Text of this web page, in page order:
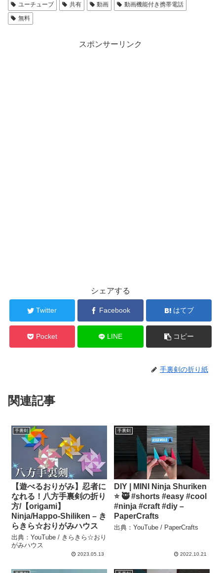
ユーチューブ
共有 動画
動画機能付き携帯電話
無料
スポンサーリンク
シェアする
Twitter Facebook はてブ
Pocket LINE コピー
手裏剣の折り紙
関連記事
手裏剣
【遊べるおりがみ】忍者に
なれる！八方手裏剣の折り
方/【origami】
Ninja/Happo-Shiliken – き
らきら☆おりがみハウス
出典：YouTube / きらきら☆おり
がみハウス
2023.05.13
手裏剣
DIY | MINI Ninja Shuriken
⭐️ 🥷 #shorts #easy #cool
#ninja #craft #diy –
PaperCrafts
出典：YouTube / PaperCrafts
2022.10.21